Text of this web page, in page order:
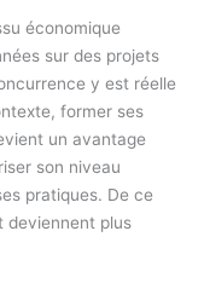
économique
sur des projets
y est réelle
former ses
un avantage
son niveau
pratiques. De ce
deviennent plus